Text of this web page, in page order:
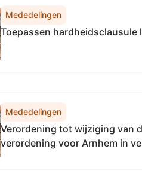
Mededelingen
Toepassen
Mededelingen
Verordening tot wijziging van
verordening voor Arnhem in